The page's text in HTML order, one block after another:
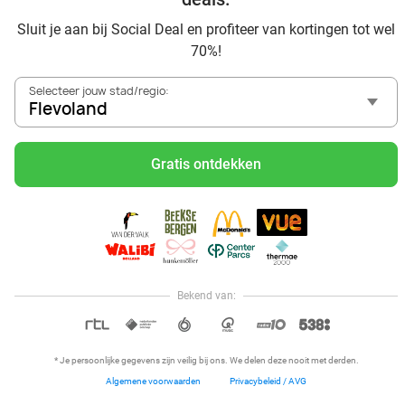
Sluit je aan bij Social Deal en profiteer van kortingen tot wel
70%!
Selecteer jouw stad/regio:
Flevoland
Gratis ontdekken
Bekend van:
* Je persoonlijke gegevens zijn veilig bij ons. We delen deze nooit met derden.
Algemene voorwaarden Privacybeleid / AVG
Voordelig genieten bij Sunparks met korting vanuit
Met hoge korting naar de zonnebank in Flevoland
Laat je verwonderen door het IJsbeelden Festival
Skiën met korting in Flevoland? Ontdek de leukste
skihallen en indoor skibanen
Schaatsen in Flevoland en omgeving
Holiday on Ice tickets met korting in Flevoland
Social Deal voordeelshop: ah, zoveel mooie deals in regio
Reis af naar Ketteler Hof vanuit Flevoland en beleef ultiem
Hoi, onze klantenservice is open,
dus als je een vraag hebt helpen